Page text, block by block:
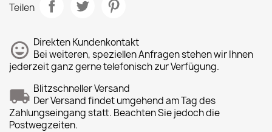
Teilen
Direkten Kundenkontakt
Bei weiteren, speziellen Anfragen stehen wir Ihnen
jederzeit ganz gerne telefonisch zur Verfügung.
Blitzschneller Versand
Der Versand findet umgehend am Tag des
Zahlungseingang statt. Beachten Sie jedoch die
Postwegzeiten.